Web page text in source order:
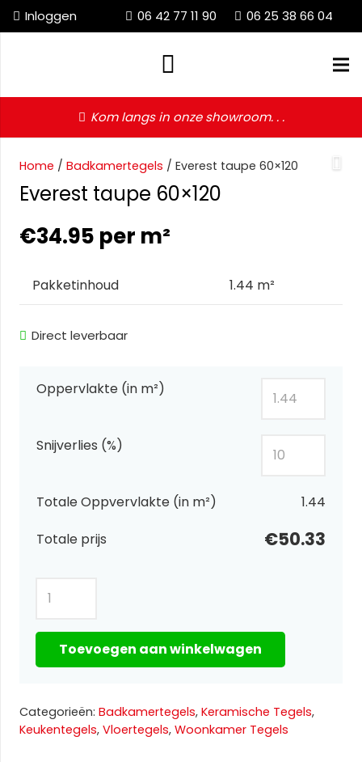
Inloggen 06 42 77 11 90 06 25 38 66 04
Kom langs in onze showroom. . .
Home / Badkamertegels / Everest taupe 60×120
Everest taupe 60×120
€34.95 per m²
Pakketinhoud 1.44 m²
Direct leverbaar
Oppervlakte (in m²)
Snijverlies (%)
Totale Oppvervlakte (in m²)
1.44
Totale prijs
€50.33
60x120
aantalToevoegen aan winkelwagen
Categorieën: Badkamertegels, Keramische Tegels,
Keukentegels, Vloertegels, Woonkamer Tegels